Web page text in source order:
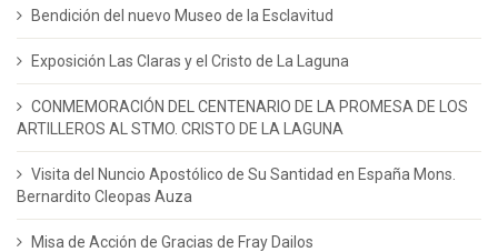
Bendición del nuevo Museo de la Esclavitud
Exposición Las Claras y el Cristo de La Laguna
CONMEMORACIÓN DEL CENTENARIO DE LA PROMESA DE LOS
ARTILLEROS AL STMO. CRISTO DE LA LAGUNA
Visita del Nuncio Apostólico de Su Santidad en España Mons.
Bernardito Cleopas Auza
Misa de Acción de Gracias de Fray Dailos